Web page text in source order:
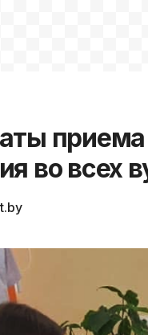
приема
во всех